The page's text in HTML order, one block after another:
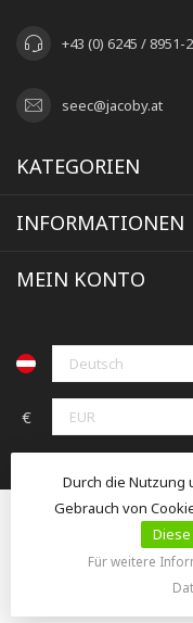
+43 (0) 6245 / 8951-
seec@jacoby.at
KATEGORIEN
INFORMATIONEN
MEIN KONTO
€
©
Durch die Nutzung
Gebrauch von
Für weitere